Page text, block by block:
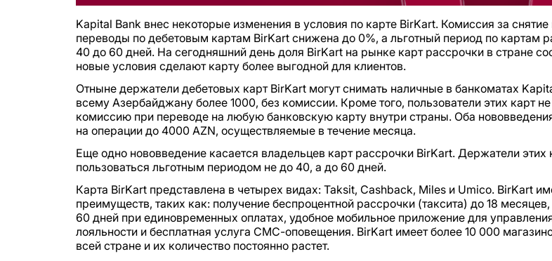
Kapital Bank внес некоторые изменения в условия по карте BirKart. Комиссия за
переводы по дебетовым картам BirKart снижена до 0%, а льготный период по картам
40 до 60 дней. На сегодняшний день доля BirKart на рынке карт рассрочки в стране
новые условия сделают карту более выгодной для клиентов.
Отныне держатели дебетовых карт BirKart могут снимать наличные в банкоматах
всему Азербайджану более 1000, без комиссии. Кроме того, пользователи этих карт не
комиссию при переводе на любую банковскую карту внутри страны. Оба
на операции до 4000 AZN, осуществляемые в течение месяца.
Еще одно нововведение касается владельцев карт рассрочки BirKart. Держатели этих
пользоваться льготным периодом не до 40, а до 60 дней.
Карта BirKart представлена в четырех видах: Taksit, Cashback, Miles и Umico. BirKart
преимуществ, таких как: получение беспроцентной рассрочки (таксита) до 18
60 дней при единовременных оплатах, удобное мобильное приложение для
лояльности и бесплатная услуга СМС-оповещения. BirKart имеет более 10 000
всей стране и их количество постоянно растет.